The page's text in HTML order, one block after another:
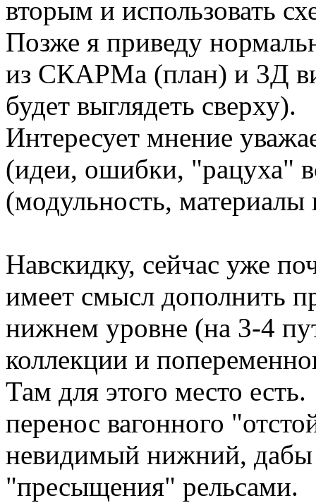
вторым и использовать
Позже я приведу
из СКАРМа (план) и 3Д
будет выглядеть сверху).
Интересует мнение
(идеи, ошибки, "рацуха"
(модульность, материалы
Навскидку, сейчас уже
имеет смысл дополнить
нижнем уровне (на 3-4
коллекции и
Там для этого место
перенос вагонного
невидимый нижний, дабы
"пресыщения" рельсами.